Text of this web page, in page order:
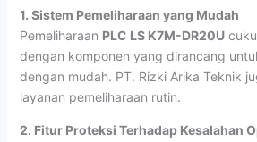
1. Sistem Pemeliharaan yang Mudah
Pemeliharaan PLC LS K7M-DR20U
dengan komponen yang dirancang
dengan mudah. PT. Rizki Arika Teknik
layanan pemeliharaan rutin.
2. Fitur Proteksi Terhadap Kesalahan